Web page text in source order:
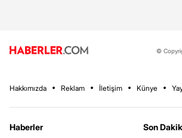
©
Hakkımızda Reklam İletişim Künye
Haberler
Son